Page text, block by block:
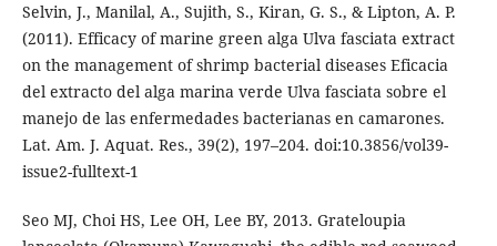
Selvin, J., Manilal, A., Sujith, S., Kiran, G. S., & Lipton, A. P.
(2011). Efficacy of marine green alga Ulva fasciata extract
on the management of shrimp bacterial diseases Eficacia
del extracto del alga marina verde Ulva fasciata sobre el
manejo de las enfermedades bacterianas en camarones.
Lat. Am. J. Aquat. Res., 39(2), 197–204. doi:10.3856/vol39-
issue2-fulltext-1
Seo MJ, Choi HS, Lee OH, Lee BY, 2013. Grateloupia